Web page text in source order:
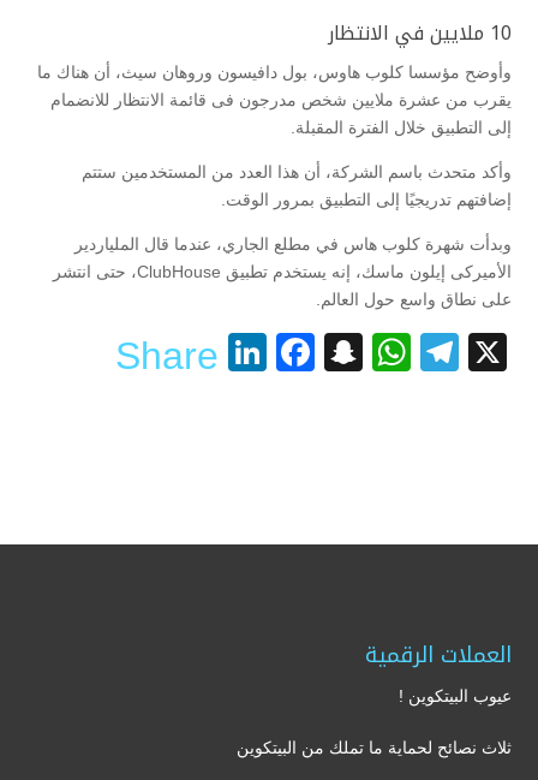
10 ملايين في الانتظار
وأوضح مؤسسا كلوب هاوس، بول دافيسون وروهان سيث، أن هناك ما
يقرب من عشرة ملايين شخص مدرجون فى قائمة الانتظار للانضمام
إلى التطبيق خلال الفترة المقبلة.
وأكد متحدث باسم الشركة، أن هذا العدد من المستخدمين ستتم
إضافتهم تدريجيًا إلى التطبيق بمرور الوقت.
وبدأت شهرة كلوب هاس في مطلع الجاري، عندما قال الملياردير
الأميركى إيلون ماسك، إنه يستخدم تطبيق ClubHouse، حتى انتشر
على نطاق واسع حول العالم.
X
Telegram
WhatsApp
Snapchat
Facebook
LinkedIn
Share
العملات الرقمية
عيوب البيتكوين !
ثلاث نصائح لحماية ما تملك من البيتكوين